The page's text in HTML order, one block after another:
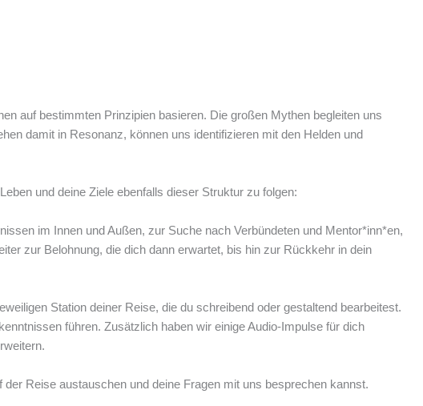
auf bestimmten Prinzipien basieren. Die großen Mythen begleiten uns
damit in Resonanz, können uns identifizieren mit den Helden und
und deine Ziele ebenfalls dieser Struktur zu folgen:
im Innen und Außen, zur Suche nach Verbündeten und Mentor*inn*en,
zur Belohnung, die dich dann erwartet, bis hin zur Rückkehr in dein
Station deiner Reise, die du schreibend oder gestaltend bearbeitest.
führen. Zusätzlich haben wir einige Audio-Impulse für dich
Reise austauschen und deine Fragen mit uns besprechen kannst.